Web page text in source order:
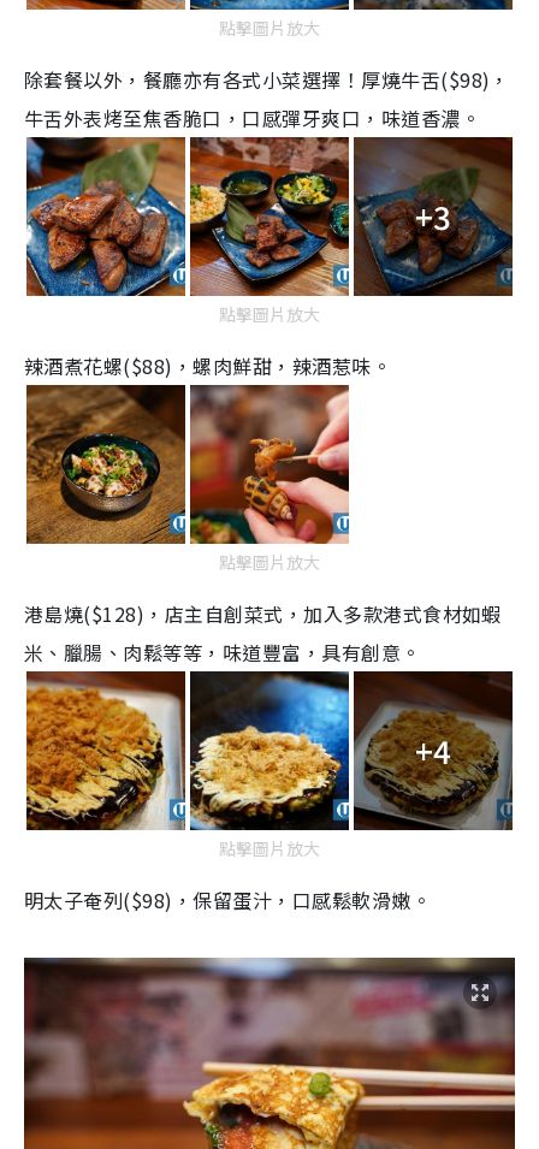
點擊圖片放大
除套餐以外，餐廳亦有各式小菜選擇！厚燒牛舌($98)，
牛舌外表烤至焦香脆口，口感彈牙爽口，味道香濃。
+3
點擊圖片放大
辣酒煮花螺($88)，螺肉鮮甜，辣酒惹味。
點擊圖片放大
港島燒($128)，店主自創菜式，加入多款港式食材如蝦
米、臘腸、肉鬆等等，味道豐富，具有創意。
+4
點擊圖片放大
明太子奄列($98)，保留蛋汁，口感鬆軟滑嫩。